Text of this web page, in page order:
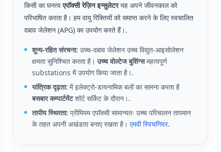
किसी का घनत्वएपॉक्सी रेज़िन इन्सुलेटरयह अपने जीवनकाल को
परिभाषित करता है। हम वायु रिक्तियों को समाप्त करने के लिए स्वचालित
दबाव जेलेशन (APG) का उपयोग करते हैं।.
शून्य-रहित संरचना: उच्च-दबाव जेलेशन उच्च विद्युत-आइसोलेशन
क्षमता सुनिश्चित करता है।उच्च वोल्टेज बुशिंग्समहत्वपूर्ण
substations में उपयोग किया जाता है।.
यांत्रिक दृढ़ता: में इलेक्ट्रो-डायनामिक बलों का सामना करता है
बसबार कम्पार्टमेंटशॉर्ट सर्किट के दौरान।.
तापीय स्थिरता: प्रीमियम एपॉक्सी सामान्यतः उच्च परिचालन तापमान
के तहत अपनी अखंडता बनाए रखता है। एमवी स्विचगियर.